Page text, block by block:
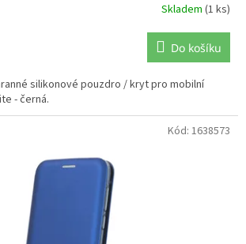
Skladem (1 ks)
Do košíku
silikonové pouzdro / kryt pro mobilní
- černá.
Kód: 1638573